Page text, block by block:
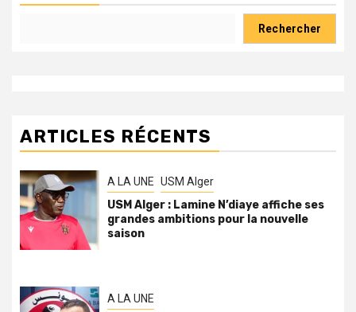
Rechercher
ARTICLES RÉCENTS
A LA UNE USM Alger
USM Alger : Lamine N’diaye affiche ses
grandes ambitions pour la nouvelle
saison
A LA UNE